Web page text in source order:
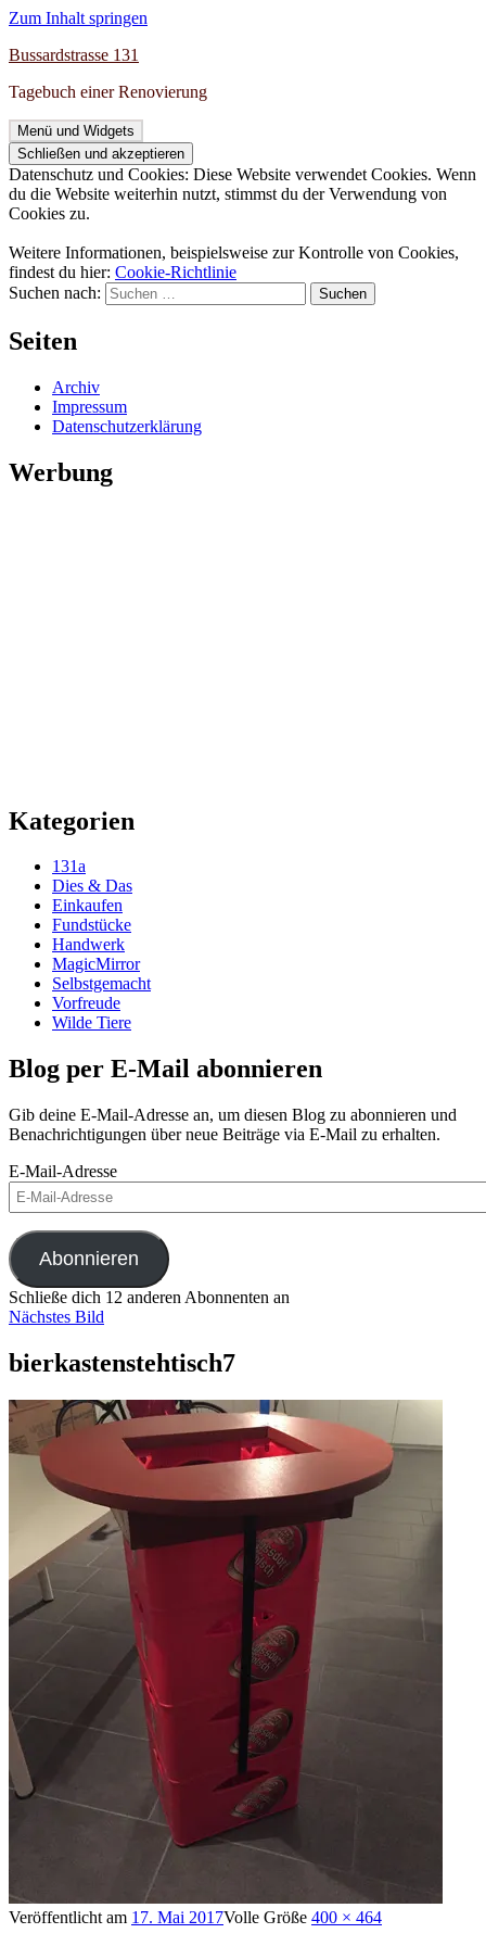
Zum Inhalt springen
Bussardstrasse 131
Tagebuch einer Renovierung
Menü und Widgets
Datenschutz und Cookies: Diese Website verwendet Cookies. Wenn
du die Website weiterhin nutzt, stimmst du der Verwendung von
Cookies zu.
Weitere Informationen, beispielsweise zur Kontrolle von Cookies,
findest du hier: Cookie-Richtlinie
Suchen nach:
Seiten
Archiv
Impressum
Datenschutzerklärung
Werbung
Kategorien
131a
Dies & Das
Einkaufen
Fundstücke
Handwerk
MagicMirror
Selbstgemacht
Vorfreude
Wilde Tiere
Blog per E-Mail abonnieren
Gib deine E-Mail-Adresse an, um diesen Blog zu abonnieren und
Benachrichtigungen über neue Beiträge via E-Mail zu erhalten.
E-Mail-Adresse
Abonnieren
Schließe dich 12 anderen Abonnenten an
Nächstes Bild
bierkastenstehtisch7
Veröffentlicht am 17. Mai 2017Volle Größe 400 × 464